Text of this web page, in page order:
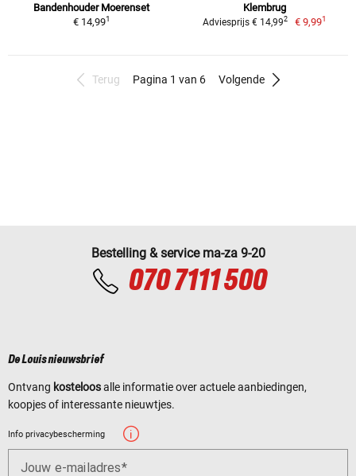
Bandenhouder Moerenset
€ 14,991
Klembrug
Adviesprijs € 14,992 € 9,991
Terug Pagina 1 van 6 Volgende
Bestelling & service ma-za 9-20
070 7111 500
De Louis nieuwsbrief
Ontvang kosteloosalle informatie over actuele aanbiedingen,
koopjes of interessante nieuwtjes.
Info privacybescherming
Jouw e-mailadres